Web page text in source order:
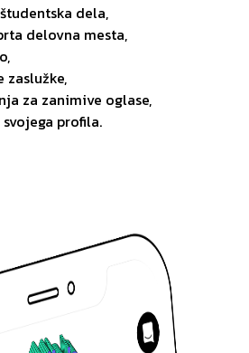
dela,
delovna mesta,
zaslužke,
za zanimive oglase,
profila.